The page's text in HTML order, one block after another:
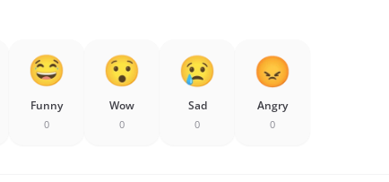
Funny
0
Wow
0
Sad
0
Angry
0